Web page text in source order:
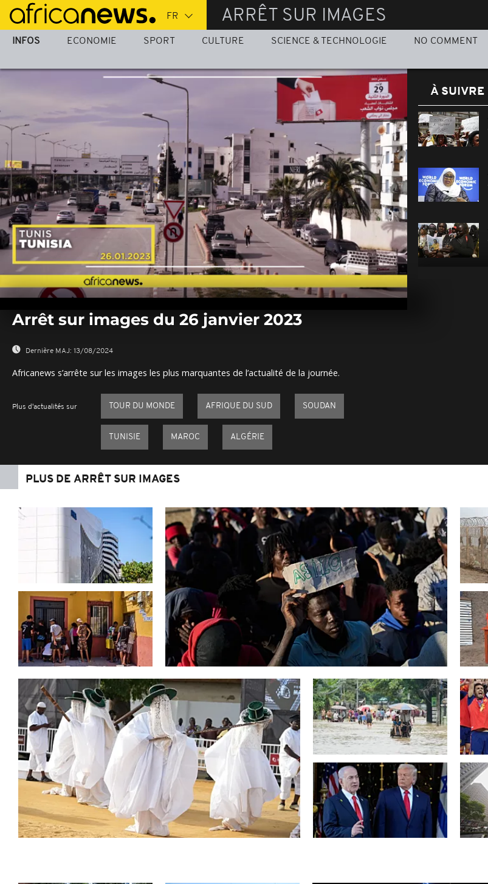
Passer
au
contenu
ARRÊT SUR IMAGES
INFOS ECONOMIE SPORT CULTURE SCIENCE & TECHNOLOGIE NO COMMENT
seconds
0%
Arrêt sur images du 26 janvier 2023
Dernière MAJ: 13/08/2024
Africanews s’arrête sur les images les plus marquantes de l’actualité de la journée.
Plus d'actualités sur TOUR DU MONDE AFRIQUE DU SUD SOUDAN
TUNISIE MAROC ALGÉRIE
À SUIVRE
PLUS DE ARRÊT SUR IMAGES